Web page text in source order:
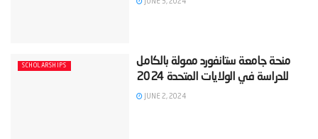
SCHOLARSHIPS
‫منحة جامعة ستانفورد ممولة بالكامل
للدراسة في الولايات المتحدة 2024‬
JUNE 2, 2024